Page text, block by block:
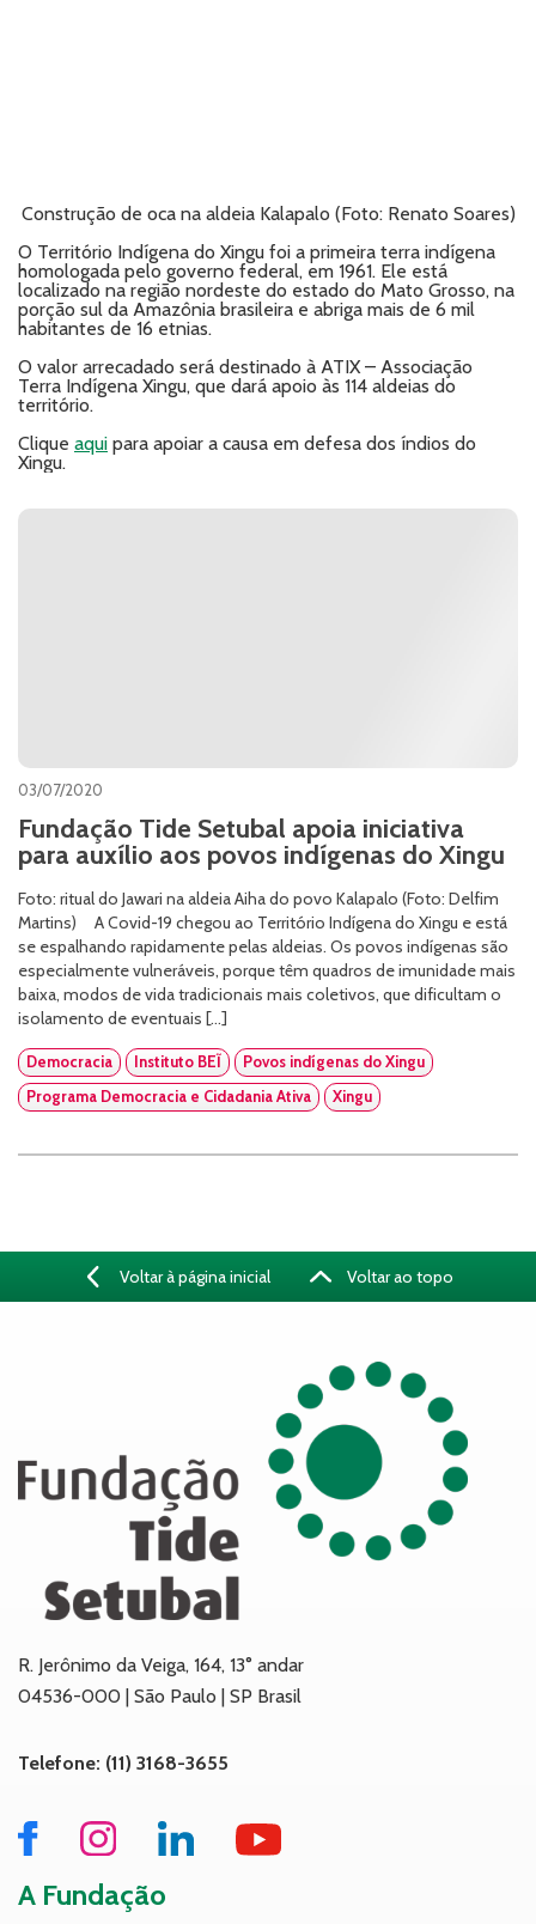
Construção de oca na aldeia Kalapalo (Foto: Renato Soares)
O Território Indígena do Xingu foi a primeira terra indígena
homologada pelo governo federal, em 1961. Ele está
localizado na região nordeste do estado do Mato Grosso, na
porção sul da Amazônia brasileira e abriga mais de 6 mil
habitantes de 16 etnias.
O valor arrecadado será destinado à ATIX – Associação
Terra Indígena Xingu, que dará apoio às 114 aldeias do
território.
Clique aqui para apoiar a causa em defesa dos índios do
Xingu.
03/07/2020
Fundação Tide Setubal apoia iniciativa
para auxílio aos povos indígenas do Xingu
Foto: ritual do Jawari na aldeia Aiha do povo Kalapalo (Foto: Delfim
Martins) A Covid-19 chegou ao Território Indígena do Xingu e está
se espalhando rapidamente pelas aldeias. Os povos indígenas são
especialmente vulneráveis, porque têm quadros de imunidade mais
baixa, modos de vida tradicionais mais coletivos, que dificultam o
isolamento de eventuais […]
Democracia Instituto BEĨ
Povos indígenas do Xingu
Programa Democracia e Cidadania Ativa
Xingu
Voltar à página inicial Voltar ao topo
R. Jerônimo da Veiga, 164, 13° andar
04536-000 | São Paulo | SP Brasil
Telefone: (11) 3168-3655
A Fundação